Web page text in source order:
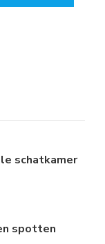
schatkamer
spotten